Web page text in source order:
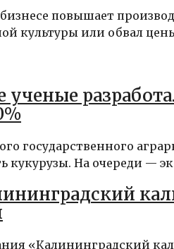
повышает
культуры или обвал
ученые
государственного
кукурузы. На очереди —
«Калининградский